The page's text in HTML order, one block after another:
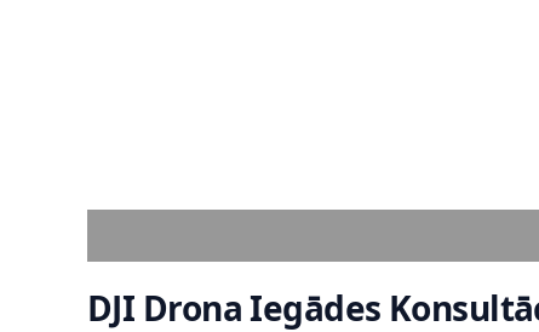
DJI Drona Iegādes